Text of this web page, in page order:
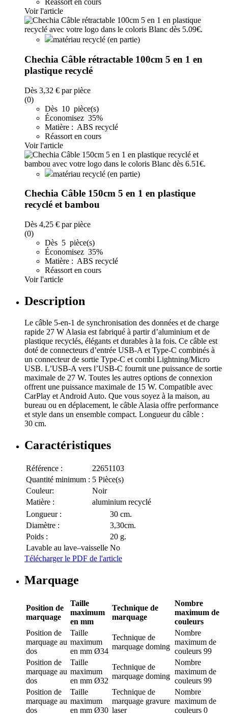
Réassort en cours
Voir l'article
matériau recyclé (en partie)
Chechia Câble rétractable 100cm 5 en 1 en
plastique recyclé
Dès 3,32 € par pièce
(0)
Dès 10 pièce(s)
Économisez 35%
Matière : ABS recyclé
Réassort en cours
Voir l'article
matériau recyclé (en partie)
Chechia Câble 150cm 5 en 1 en plastique
recyclé et bambou
Dès 4,25 € par pièce
(0)
Dès 5 pièce(s)
Économisez 35%
Matière : ABS recyclé
Réassort en cours
Voir l'article
Description
Le câble 5-en-1 de synchronisation des données et de charge
rapide 27 W Alasia est fabriqué à partir d’aluminium et de
plastique recyclés, élégants et durables à la fois. Ce câble est
doté de connecteurs d’entrée USB-A et Type-C combinés à
un connecteur de sortie Type-C et combi Lightning/Micro
USB. L’USB-A vers l’USB-C fournit une puissance de sortie
maximale de 27 W. Toutes les autres options de connexion
offrent une puissance maximale de 15 W. Compatible avec
CarPlay et Android Auto. Que vous soyez à la maison, au
bureau ou en déplacement, le câble Alasia offre performance
et style dans un ensemble compact. Longueur du câble :
30 cm.
Caractéristiques
Référence :
22651103
Quantité minimum : 5 Pièce(s)
Couleur:
Noir
Matière :
aluminium recyclé
Longueur :
30 cm.
Diamètre :
3,30cm.
Poids :
20 g.
Lavable au lave–vaisselle No
Télécharger le PDF de l'article
Marquage
Position de
marquage
Taille
maximum
en mm
Technique de
marquage
Nombre
maximum de
couleurs
Position de
marquage au
dos
Taille
maximum
en mm Ø34
Technique de
marquage doming
Nombre
maximum de
couleurs 99
Position de
marquage au
dos
Taille
maximum
en mm Ø32
Technique de
marquage doming
Nombre
maximum de
couleurs 99
Position de
marquage au
dos
Taille
maximum
en mm Ø30
Technique de
marquage gravure
laser
Nombre
maximum de
couleurs 0